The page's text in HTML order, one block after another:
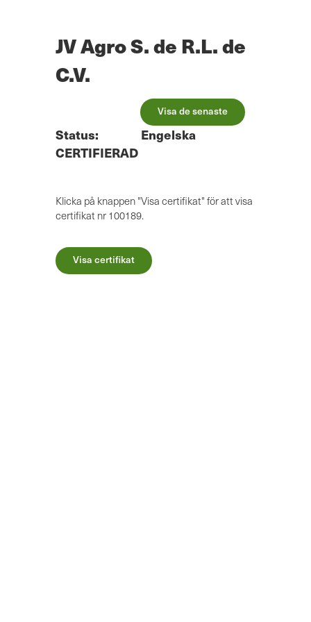
JV Agro S. de R.L. de
C.V.
Visa de senaste
Status:
CERTIFIERAD
Engelska
Klicka på knappen "Visa certifikat" för att visa
certifikat nr 100189.
Visa certifikat